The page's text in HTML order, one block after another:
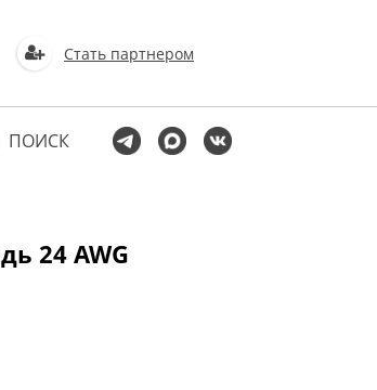
Стать партнером
ПОИСК
24 AWG